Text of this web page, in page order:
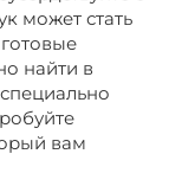
может стать
найти в
вам